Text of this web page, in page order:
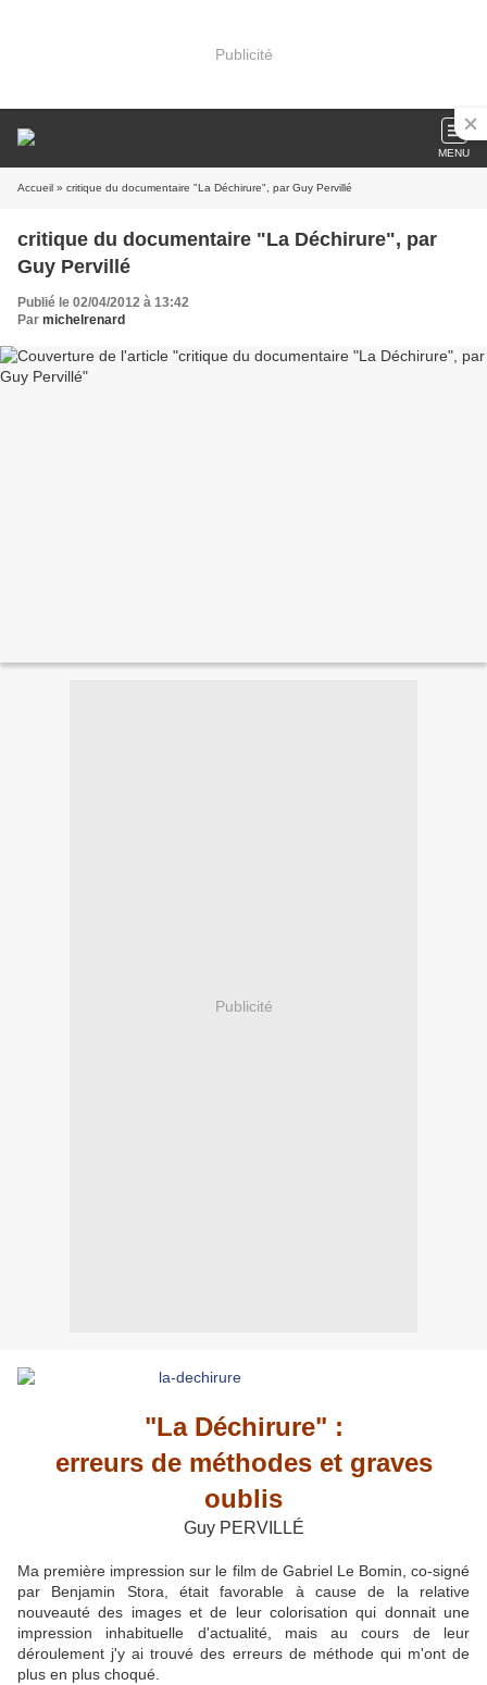
Publicité
MENU
Accueil » critique du documentaire "La Déchirure", par Guy Pervillé
critique du documentaire "La Déchirure", par
Guy Pervillé
Publié le 02/04/2012 à 13:42
Par michelrenard
Publicité
"La Déchirure" :
erreurs de méthodes et graves
oublis
Guy PERVILLÉ
Ma première impression sur le film de Gabriel Le Bomin, co-signé
par Benjamin Stora, était favorable à cause de la relative
nouveauté des images et de leur colorisation qui donnait une
impression inhabituelle d'actualité, mais au cours de leur
déroulement j'y ai trouvé des erreurs de méthode qui m'ont de
plus en plus choqué.